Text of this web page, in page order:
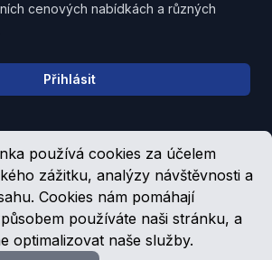
používá cookies za účelem
zážitku, analýzy návštěvnosti a
Cookies nám pomáhají
používáte naši stránku, a
optimalizovat naše služby.
cenových nabídkách a různých
Přihlásit
společníky a zaměstnance